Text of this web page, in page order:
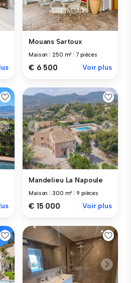
Mouans Sartoux
Maison |250 m² |7 pièces
€ 6 500 Voir plus
Mandelieu La Napoule
Maison |300 m² |9 pièces
€ 15 000 Voir plus